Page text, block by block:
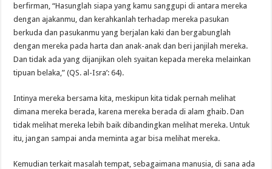
berfirman, “Hasunglah siapa yang kamu sanggupi di antara mereka
dengan ajakanmu, dan kerahkanlah terhadap mereka pasukan
berkuda dan pasukanmu yang berjalan kaki dan bergabunglah
dengan mereka pada harta dan anak-anak dan beri janjilah mereka.
Dan tidak ada yang dijanjikan oleh syaitan kepada mereka melainkan
tipuan belaka,” (QS. al-Isra’: 64).
Intinya mereka bersama kita, meskipun kita tidak pernah melihat
dimana mereka berada, karena mereka berada di alam ghaib. Dan
tidak melihat mereka lebih baik dibandingkan melihat mereka. Untuk
itu, jangan sampai anda meminta agar bisa melihat mereka.
Kemudian terkait masalah tempat, sebagaimana manusia, di sana ada